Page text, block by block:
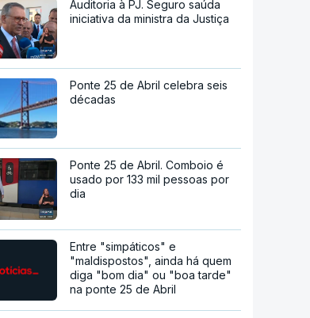
Auditoria à PJ. Seguro saúda
iniciativa da ministra da Justiça
Ponte 25 de Abril celebra seis
décadas
Ponte 25 de Abril. Comboio é
usado por 133 mil pessoas por
dia
Entre "simpáticos" e
"maldispostos", ainda há quem
diga "bom dia" ou "boa tarde"
na ponte 25 de Abril